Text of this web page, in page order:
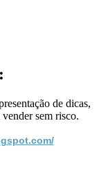
de dicas,
sem risco.